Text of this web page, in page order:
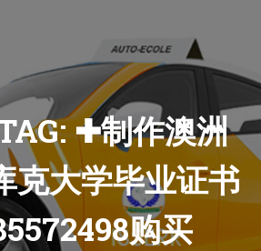
✚制作澳洲
克大学毕业证书
购买